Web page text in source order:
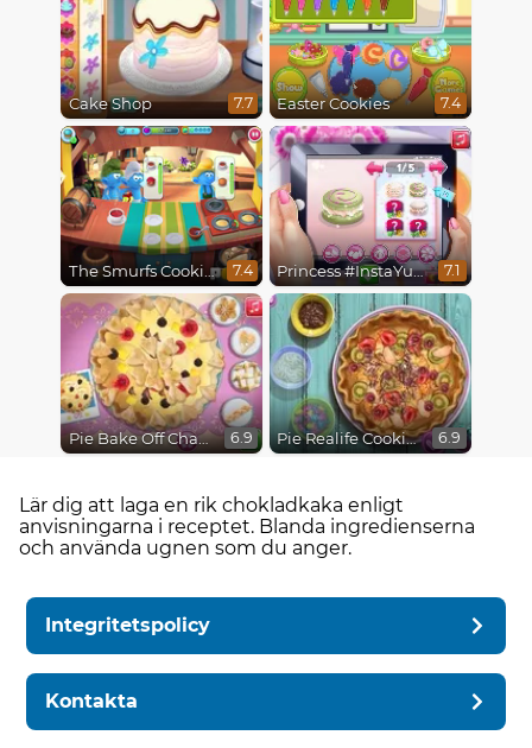
Cake Shop 7.7 Easter Cookies 7.4
The Smurfs Cooking 7.4 Princess #InstaYuuum Macarons & Flowers 7.1
Pie Bake Off Challenge 6.9 Pie Realife Cooking 6.9
Lär dig att laga en rik chokladkaka enligt
anvisningarna i receptet. Blanda ingredienserna
och använda ugnen som du anger.
Integritetspolicy
Kontakta